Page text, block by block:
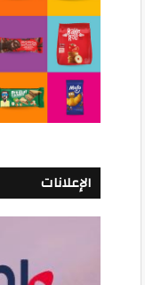
الإعلانات